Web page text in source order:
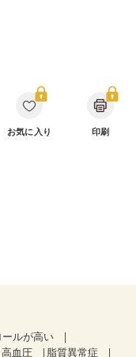
お気に入り 印刷
ルが高い
高血圧
脂質異常症